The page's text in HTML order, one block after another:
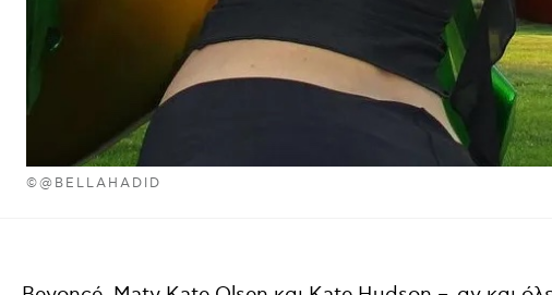
©@BELLAHADID